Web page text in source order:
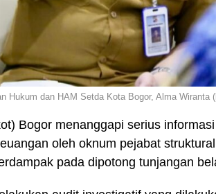
Hukum dan HAM Setda Kota Bogor, Alma Wiranta
Bogor menanggapi serius
oleh oknum pejabat
pada dipotong tunjangan